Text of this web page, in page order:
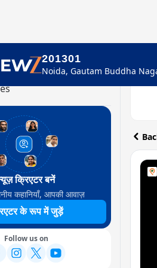
201301
क्रिएटर बनें
कहानियाँ, आपकी आवाज़
के रूप में जुड़ें
Follow us on